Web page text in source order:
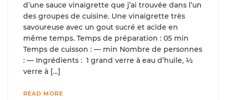
d’une sauce vinaigrette que j’ai trouvée dans l’un
des groupes de cuisine. Une vinaigrette très
savoureuse avec un gout sucré et acide en
même temps. Temps de préparation : 05 min
Temps de cuisson : — min Nombre de personnes
: — Ingrédients : 1 grand verre à eau d’huile, ½
verre à […]
READ MORE